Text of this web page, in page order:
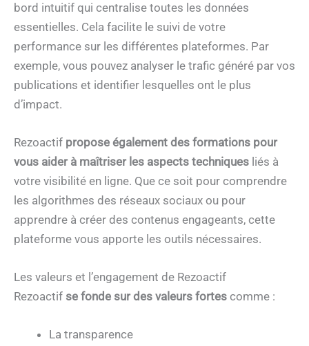
bord intuitif qui centralise toutes les données
essentielles. Cela facilite le suivi de votre
performance sur les différentes plateformes. Par
exemple, vous pouvez analyser le trafic généré par vos
publications et identifier lesquelles ont le plus
d’impact.
Rezoactif propose également des formations pour
vous aider à maîtriser les aspects techniques liés à
votre visibilité en ligne. Que ce soit pour comprendre
les algorithmes des réseaux sociaux ou pour
apprendre à créer des contenus engageants, cette
plateforme vous apporte les outils nécessaires.
Les valeurs et l’engagement de Rezoactif
Rezoactif se fonde sur des valeurs fortes comme :
La transparence